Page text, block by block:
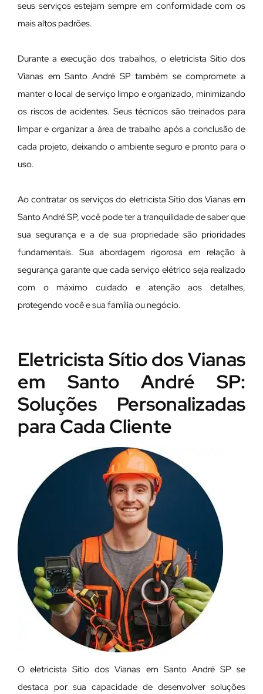
seus serviços estejam sempre em conformidade com os
mais altos padrões.
Durante a execução dos trabalhos, o eletricista Sítio dos
Vianas em Santo André SP também se compromete a
manter o local de serviço limpo e organizado, minimizando
os riscos de acidentes. Seus técnicos são treinados para
limpar e organizar a área de trabalho após a conclusão de
cada projeto, deixando o ambiente seguro e pronto para o
uso.
Ao contratar os serviços do eletricista Sítio dos Vianas em
Santo André SP, você pode ter a tranquilidade de saber que
sua segurança e a de sua propriedade são prioridades
fundamentais. Sua abordagem rigorosa em relação à
segurança garante que cada serviço elétrico seja realizado
com o máximo cuidado e atenção aos detalhes,
protegendo você e sua família ou negócio.
Eletricista Sítio dos Vianas
em Santo André SP:
Soluções Personalizadas
para Cada Cliente
O eletricista Sítio dos Vianas em Santo André SP se
destaca por sua capacidade de desenvolver soluções